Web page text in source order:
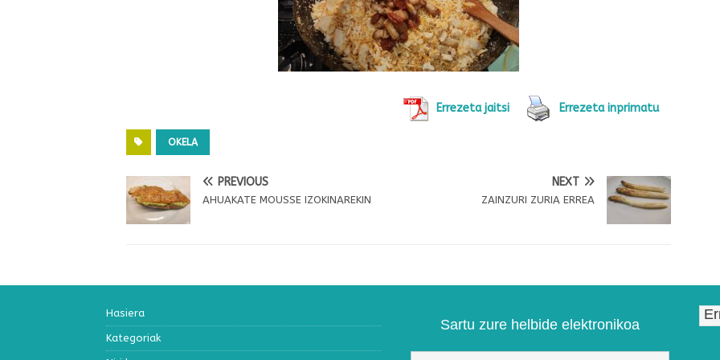
Errezeta jaitsi Errezeta inprimatu
OKELA
PREVIOUS
AHUAKATE MOUSSE IZOKINAREKIN
NEXT
ZAINZURI ZURIA ERREA
Hasiera
Kategoriak
Sartu zure helbide elektronikoa